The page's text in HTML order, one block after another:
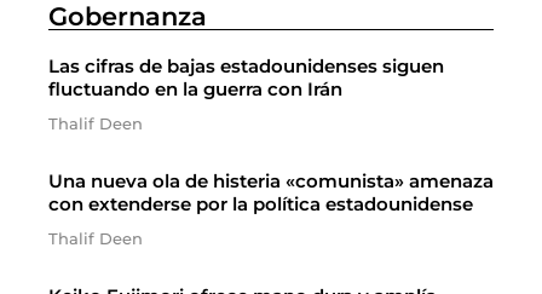
Gobernanza
Las cifras de bajas estadounidenses siguen
fluctuando en la guerra con Irán
Thalif Deen
Una nueva ola de histeria «comunista» amenaza
con extenderse por la política estadounidense
Thalif Deen